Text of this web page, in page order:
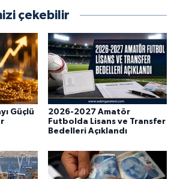
çekebilir
Güçlü
2026-2027 Amatör
Futbolda Lisans ve Transfer
Bedelleri Açıklandı